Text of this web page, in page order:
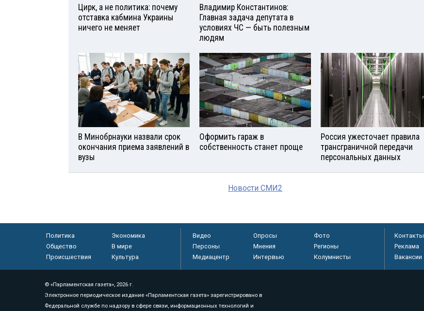
Цирк, а не политика: почему
отставка кабмина Украины
ничего не меняет
Владимир Константинов:
Главная задача депутата в
условиях ЧС — быть полезным
людям
В Минобрнауки назвали срок
окончания приема заявлений в
вузы
Оформить гараж в
собственность станет проще
Россия ужесточает правила
трансграничной передачи
персональных данных
Новости СМИ2
Политика
Экономика
Общество
В мире
Происшествия
Культура
Видео Опросы
Фото
Персоны
Мнения
Регионы
Медиацентр
Интервью Колумнисты
Контакты
Реклама
Вакансии
© «Парламентская газета», 2026 г.
Электронное периодическое издание «Парламентская газета» зарегистрировано в
Федеральной службе по надзору в сфере связи, информационных технологий и